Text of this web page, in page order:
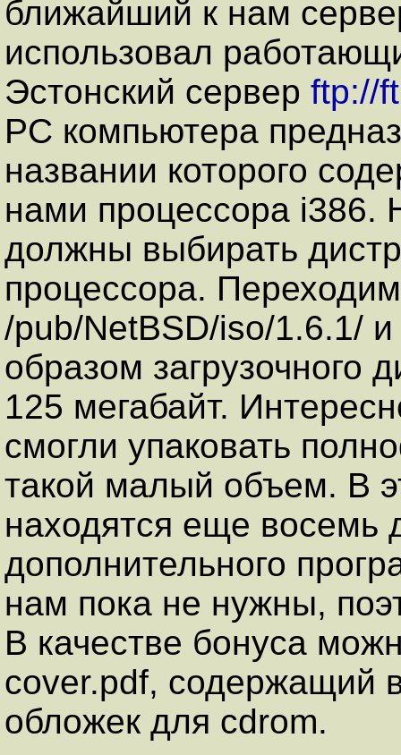
ближайший к нам
использовал
Эстонский сервер ftp://
PC компьютера
названии которого
нами процессора i386.
должны выбирать
процессора.
/pub/NetBSD/iso/1.6.1/
образом загрузочного
125 мегабайт.
смогли упаковать
такой малый объем. В
находятся еще восемь
дополнительного
нам пока не нужны,
В качестве бонуса
cover.pdf, содержащий
обложек для cdrom.